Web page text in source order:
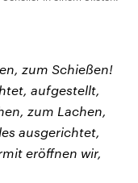
zum Schießen!
aufgestellt,
zum Lachen,
ausgerichtet,
eröffnen wir,